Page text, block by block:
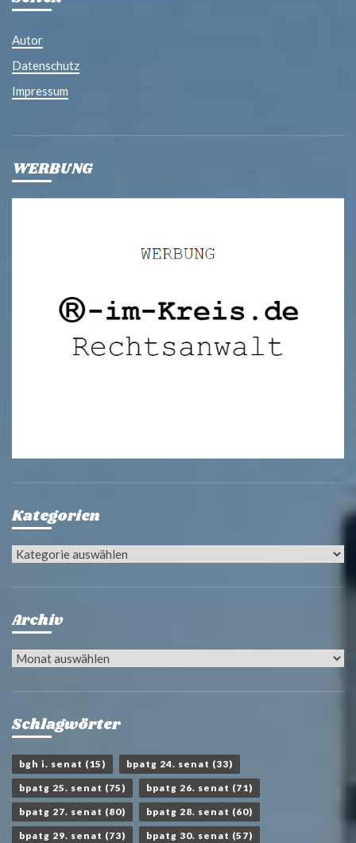
Autor
Datenschutz
Impressum
WERBUNG
Kategorien
Kategorien
Archiv
Archiv
Schlagwörter
bgh i. senat (15) bpatg 24. senat (33)
bpatg 25. senat (75) bpatg 26. senat (71)
bpatg 27. senat (80) bpatg 28. senat (60)
bpatg 29. senat (73) bpatg 30. senat (57)